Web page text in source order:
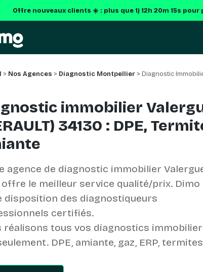
Offre nouveaux clients ☀️ : plus que 1j 12h 20m 14s pour
> Nos Agences > Diagnostic Montpellier> Diagnostic
immobilier
34130 : DPE,
agence de diagnostic immobilier
le meilleur service qualité/prix. Dimo
disposition des diagnostiqueurs
certifiés.
réalisons tous vos diagnostics